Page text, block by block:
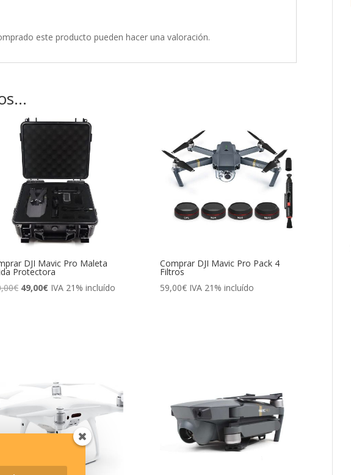
este producto pueden hacer una valoración.
DJI Mavic Pro Maleta
Protectora
€ El
49,00€ElIVA 21% incluído
Comprar DJI Mavic Pro Pack 4
Filtros
59,00€ IVA 21% incluído